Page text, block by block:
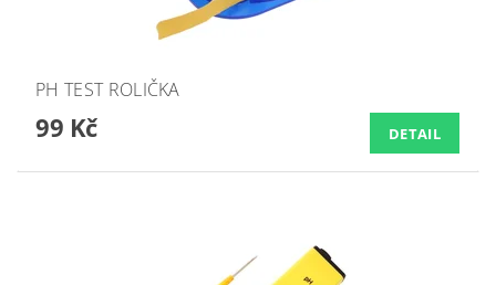
PH TEST ROLIČKA
99 Kč DETAIL